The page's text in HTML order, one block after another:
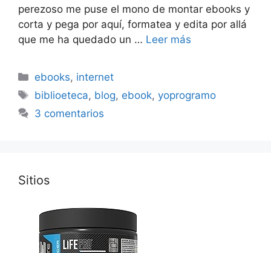
perezoso me puse el mono de montar ebooks y
corta y pega por aquí, formatea y edita por allá
que me ha quedado un … Leer más
Categorías
ebooks, internet
Etiquetas
biblioeteca, blog, ebook,yoprogramo
3 comentarios
Sitios